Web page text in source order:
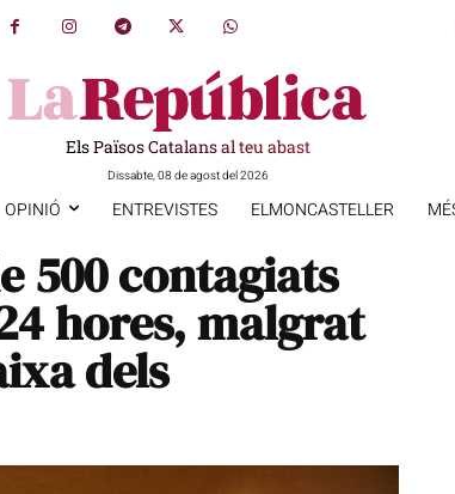
Els Països Catalans al teu abast
Dissabte, 08 de agost del 2026
OPINIÓ ENTREVISTES ELMONCASTELLER
500 contagiats
hores, malgrat
dels